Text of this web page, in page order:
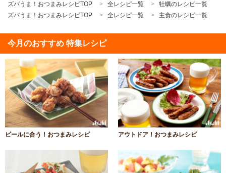
ズバうま！おつまみレシピTOP 全レシピ一覧
牡蠣のレシピ一覧
ズバうま！おつまみレシピTOP
全レシピ一覧 主食のレシピ一覧
今月のおすすめ 特集レシピ
ビールに合う！おつまみレシピ アウトドア！おつまみレシピ